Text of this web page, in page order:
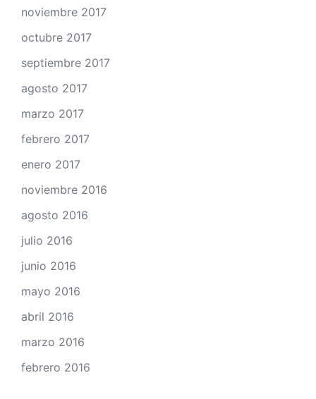
noviembre 2017
octubre 2017
septiembre 2017
agosto 2017
marzo 2017
febrero 2017
enero 2017
noviembre 2016
agosto 2016
julio 2016
junio 2016
mayo 2016
abril 2016
marzo 2016
febrero 2016